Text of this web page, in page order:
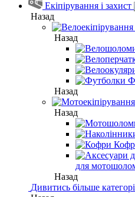
Екіпірування і захист
Назад
Назад
Назад
Назад
для
Назад
Дивитись більше